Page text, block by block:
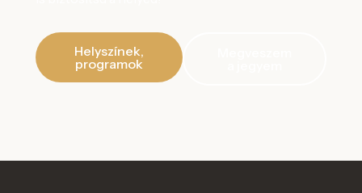
Helyszínek,
programok